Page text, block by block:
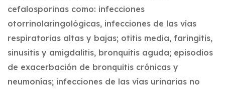
cefalosporinas como: infecciones
otorrinolaringológicas, infecciones de las vías
respiratorias altas y bajas; otitis media, faringitis,
sinusitis y amigdalitis, bronquitis aguda; episodios
de exacerbación de bronquitis crónicas y
neumonías; infecciones de las vías urinarias no